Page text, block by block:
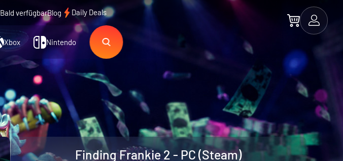
Bald verfügbarBlog Daily Deals
Xbox Nintendo
Finding Frankie 2 - PC (Steam)